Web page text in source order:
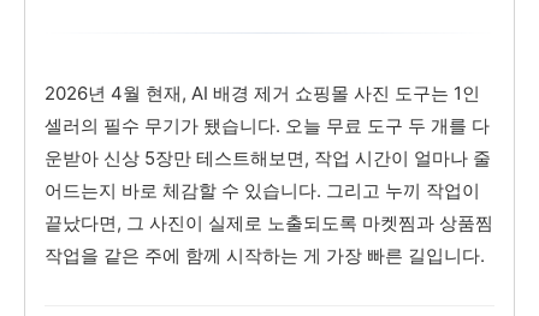
2026년 4월 현재, AI 배경 제거 쇼핑몰 사진 도구는 1인
셀러의 필수 무기가 됐습니다. 오늘 무료 도구 두 개를 다
운받아 신상 5장만 테스트해보면, 작업 시간이 얼마나 줄
어드는지 바로 체감할 수 있습니다. 그리고 누끼 작업이
끝났다면, 그 사진이 실제로 노출되도록 마켓찜과 상품찜
작업을 같은 주에 함께 시작하는 게 가장 빠른 길입니다.